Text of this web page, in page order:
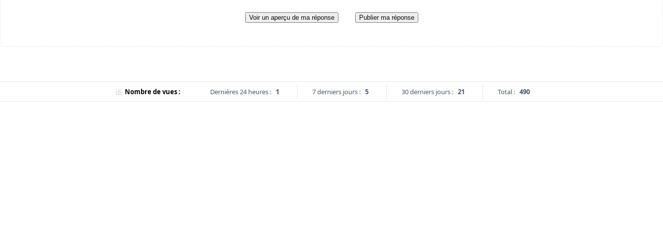
Voir un aperçu de ma réponse Publier ma réponse
Nombre de vues : Dernières 24 heures : 1 7 derniers jours : 5 30 derniers jours : 21 Total : 490